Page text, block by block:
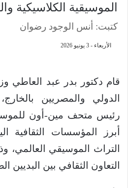
الموسيقية الكلاسيكية
كتبت: أنس الوجود رضوان
الأربعاء - 3 يونيو 2026
قام دكتور بدر عبد العاطي
الدولي والمصريين
رئيس متحف مين-أون
أبرز المؤسسات الثقافية
التراث الموسيقي العالمي،
التعاون الثقافي بين البديين